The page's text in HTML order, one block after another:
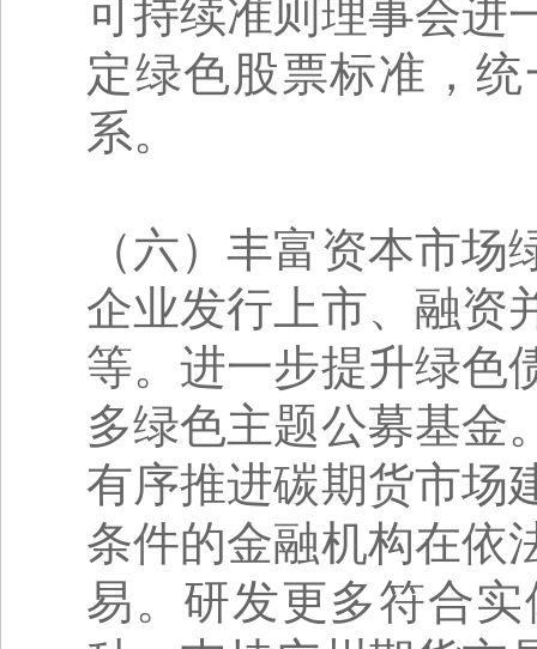
可持续准则理事会进
定绿色股票标准，
系。
（六）丰富资本市
企业发行上市、融资
等。进一步提升绿色
多绿色主题公募基金
有序推进碳期货市场
条件的金融机构在依
易。研发更多符合